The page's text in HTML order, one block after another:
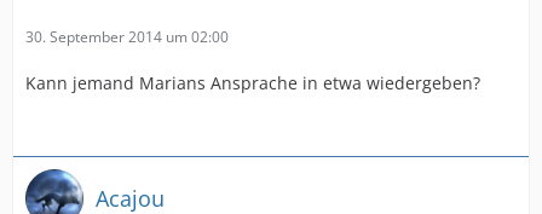
30. September 2014 um 02:00
Kann jemand Marians Ansprache in etwa wiedergeben?
Acajou